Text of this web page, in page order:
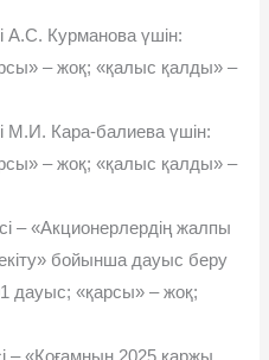
А.С. Курманова үшін:
– жоқ; «қалыс қалды» –
М.И. Кара-балиева үшін:
– жоқ; «қалыс қалды» –
– «Акционерлердің жалпы
бойынша дауыс беру
дауыс; «қарсы» – жоқ;
– «Қоғамның 2025 қаржы